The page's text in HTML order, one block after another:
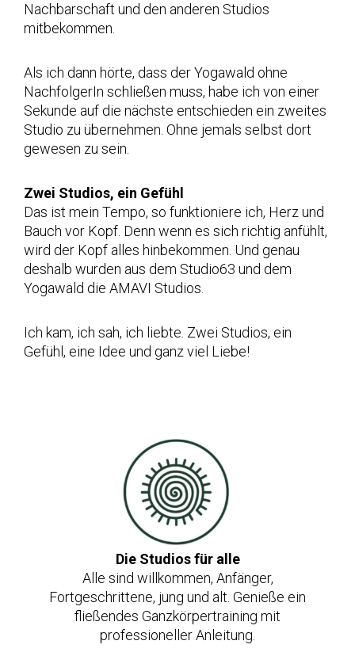
Nachbarschaft und den anderen Studios
mitbekommen.
Als ich dann hörte, dass der Yogawald ohne
NachfolgerIn schließen muss, habe ich von einer
Sekunde auf die nächste entschieden ein zweites
Studio zu übernehmen. Ohne jemals selbst dort
gewesen zu sein.
Zwei Studios, ein Gefühl
Das ist mein Tempo, so funktioniere ich, Herz und
Bauch vor Kopf. Denn wenn es sich richtig anfühlt,
wird der Kopf alles hinbekommen. Und genau
deshalb wurden aus dem Studio63 und dem
Yogawald die AMAVI Studios.
Ich kam, ich sah, ich liebte. Zwei Studios, ein
Gefühl, eine Idee und ganz viel Liebe!
Die Studios für alle
Alle sind willkommen, Anfänger,
Fortgeschrittene, jung und alt. Genieße ein
fließendes Ganzkörpertraining mit
professioneller Anleitung.